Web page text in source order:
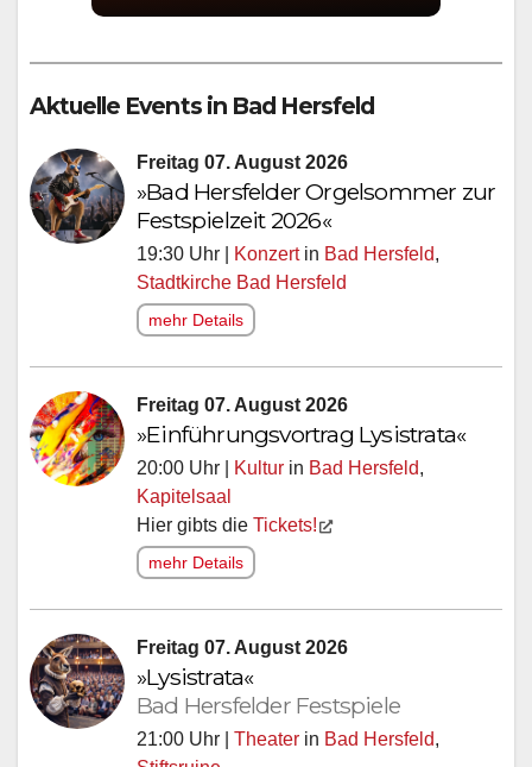
Aktuelle Events in Bad Hersfeld
Freitag 07. August 2026
»Bad Hersfelder Orgelsommer zur
Festspielzeit 2026«
19:30 Uhr | Konzertin Bad Hersfeld,
Stadtkirche Bad Hersfeld
mehr Details
Freitag 07. August 2026
»Einführungsvortrag Lysistrata«
20:00 Uhr | Kultur in Bad Hersfeld,
Kapitelsaal
Hier gibts die Tickets!
mehr Details
Freitag 07. August 2026
»Lysistrata«
Bad Hersfelder Festspiele
21:00 Uhr | Theater in Bad Hersfeld,